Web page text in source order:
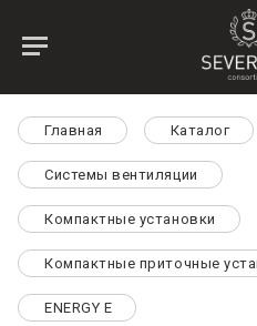
Главная Каталог
Системы вентиляции
Компактные установки
Компактные приточные
ENERGY E